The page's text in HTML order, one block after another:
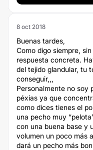
8 oct 2018
Buenas tardes,
Como digo siempre,
respuesta concreta.
del tejido glandular, tu
conseguir,,,
Personalmente no soy
péxias ya que
como dices tienes el
una pecho muy
con una buena base y
volumen un poco más
dará un pecho más